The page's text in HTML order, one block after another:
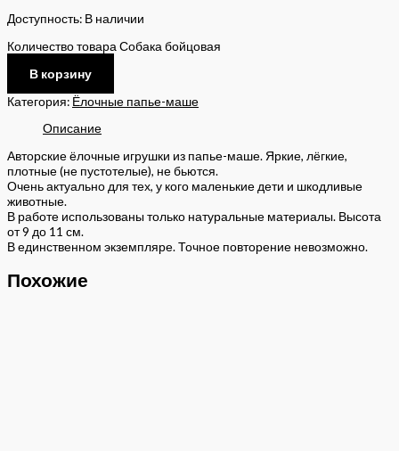
Доступность: В наличии
Количество товара Собака бойцовая
В корзину
Категория: Ёлочные папье-маше
Описание
Авторские ёлочные игрушки из папье-маше. Яркие, лёгкие,
плотные (не пустотелые), не бьются.
Очень актуально для тех, у кого маленькие дети и шкодливые
животные.
В работе использованы только натуральные материалы. Высота
от 9 до 11 см.
В единственном экземпляре. Точное повторение невозможно.
Похожие